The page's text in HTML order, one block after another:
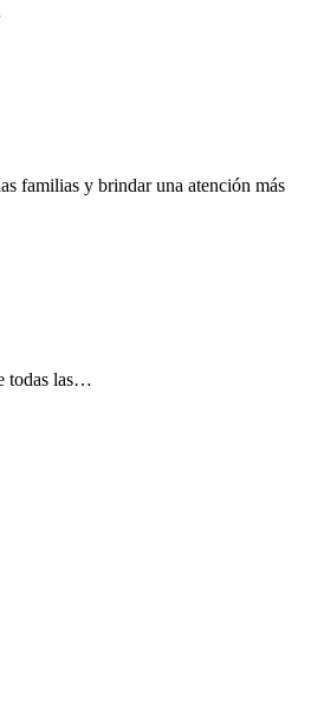
familias y brindar una atención más
todas las…